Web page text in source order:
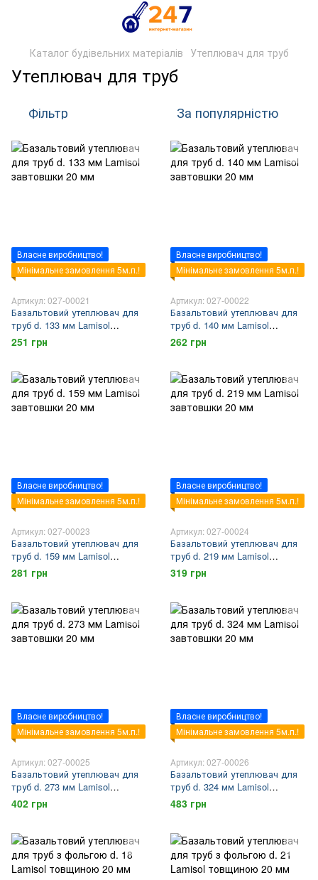
Каталог будівельних матеріалів Утеплювач для труб
Утеплювач для труб
Фільтр За популярністю
Власне виробництво!
Мінімальне замовлення 5м.п.!
Артикул: 027-00021
Базальтовий утеплювач для
труб d. 133 мм Lamisol
завтовшки 20 мм
251 грн
Власне виробництво!
Мінімальне замовлення 5м.п.!
Артикул: 027-00022
Базальтовий утеплювач для
труб d. 140 мм Lamisol
завтовшки 20 мм
262 грн
Власне виробництво!
Мінімальне замовлення 5м.п.!
Артикул: 027-00023
Базальтовий утеплювач для
труб d. 159 мм Lamisol
завтовшки 20 мм
281 грн
Власне виробництво!
Мінімальне замовлення 5м.п.!
Артикул: 027-00024
Базальтовий утеплювач для
труб d. 219 мм Lamisol
завтовшки 20 мм
319 грн
Власне виробництво!
Мінімальне замовлення 5м.п.!
Артикул: 027-00025
Базальтовий утеплювач для
труб d. 273 мм Lamisol
завтовшки 20 мм
402 грн
Власне виробництво!
Мінімальне замовлення 5м.п.!
Артикул: 027-00026
Базальтовий утеплювач для
труб d. 324 мм Lamisol
завтовшки 20 мм
483 грн